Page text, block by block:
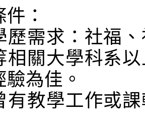
：
歷需求：社福
相關大學科系
為佳。
有教學工作或